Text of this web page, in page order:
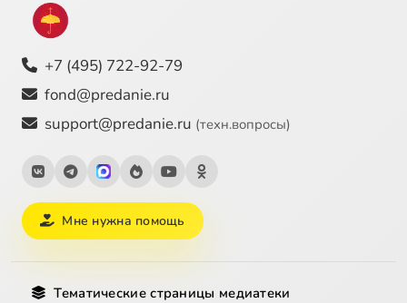
+7 (495) 722-92-79
fond@predanie.ru
support@predanie.ru (техн.вопросы)
Мне нужна помощь
Тематические страницы медиатеки